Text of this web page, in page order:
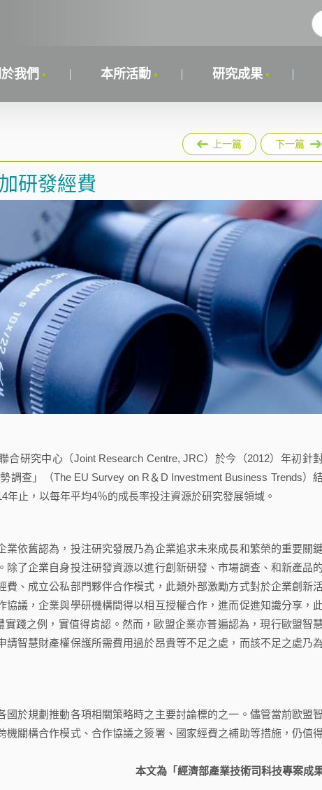
於我們 本所活動 研究成果
上一篇 下一篇
研發經費
研究中心（Joint Research Centre, JRC）於今（2012）年初針
調查」（The EU Survey on R＆D Investment Business Trends）
止，以每年平均4％的成長率投注資源於研究發展領域。
依舊認為，投注研究發展乃為企業追求未來成長和繁榮的重要關
了企業自身投注研發資源以進行創新研發、市場調查、和新產品
、成立公私部門夥伴合作模式，此類外部激勵方式對於企業創新
議，企業與學研機構間得以相互授權合作，進而促進知識分享，
實踐之例，實值得肯認。然而，歐盟企業亦普遍認為，現行歐盟智
智慧財產權保護所需費用過於昂貴等不足之處，而該不足之處乃
於規劃推動各項相關策略時之主要討論標的之一。儘管當前歐盟
關構合作模式、合作協議之簽署、國家經費之補助等措施，仍值
本文為「經濟部產業技術司科技專案成果